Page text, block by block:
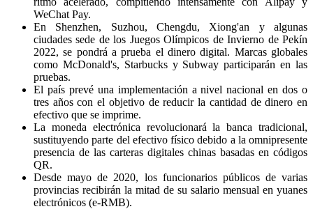
WeChat Pay.
En Shenzhen, Suzhou, Chengdu, Xiong'an y algunas
ciudades sede de los Juegos Olímpicos de Invierno de Pekín
2022, se pondrá a prueba el dinero digital. Marcas globales
como McDonald's, Starbucks y Subway participarán en las
pruebas.
El país prevé una implementación a nivel nacional en dos o
tres años con el objetivo de reducir la cantidad de dinero en
efectivo que se imprime.
La moneda electrónica revolucionará la banca tradicional,
sustituyendo parte del efectivo físico debido a la omnipresente
presencia de las carteras digitales chinas basadas en códigos
QR.
Desde mayo de 2020, los funcionarios públicos de varias
provincias recibirán la mitad de su salario mensual en yuanes
electrónicos (e-RMB).